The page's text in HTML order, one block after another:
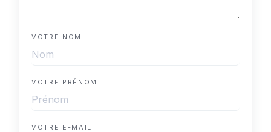
VOTRE NOM
VOTRE PRÉNOM
VOTRE E-MAIL